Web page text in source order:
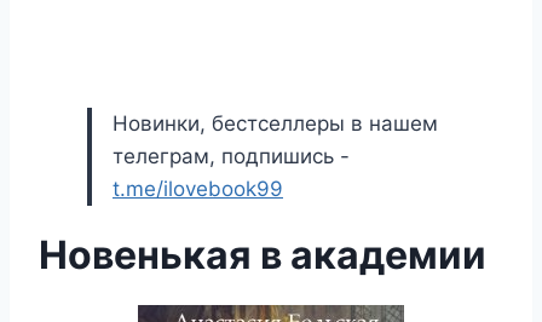
Новинки, бестселлеры в нашем
телеграм, подпишись -
t.me/ilovebook99
Новенькая в академии